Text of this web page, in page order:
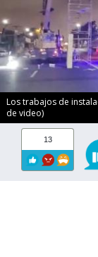
Los trabajos de
de video)
13